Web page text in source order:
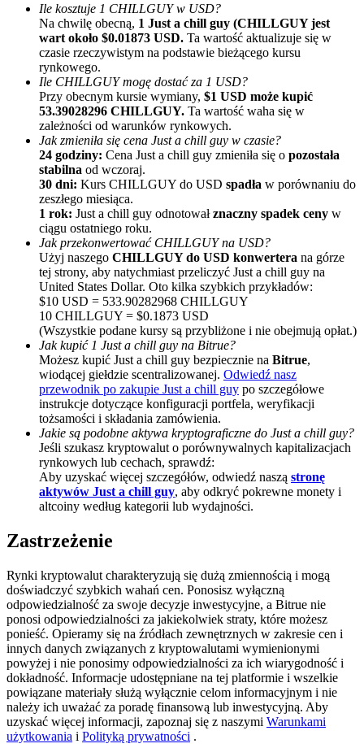
Polecaj
Zaproś przyjaciela, aby otrzymać nagrody pieniężne
Deposit CASHCAT & Win
Deposit CASHCAT & Win
Share 500000 CASHCAT prize pool
Exclusive for BitMart Users
Register & Trade to Win 500,000 USDT
Precious Metals Trading Carnival
Trade Gold & Silver · 33,333 USDT Bonus
USDT New User Exclusive 10% APR
USDT Flexible Staking | Daily Rewards
New Listing Futures Fest
Ile kosztuje 1 CHILLGUY w USD?
Na chwilę obecną, 1 Just a chill guy (CHILLGUY jest
wart około $0.01873 USD. Ta wartość aktualizuje się w
czasie rzeczywistym na podstawie bieżącego kursu
rynkowego.
Ile CHILLGUY mogę dostać za 1 USD?
Przy obecnym kursie wymiany, $1 USD może kupić
53.39028296 CHILLGUY. Ta wartość waha się w
zależności od warunków rynkowych.
Jak zmieniła się cena Just a chill guy w czasie?
24 godziny: Cena Just a chill guy zmieniła się o pozostała
stabilna od wczoraj.
30 dni: Kurs CHILLGUY do USD spadła w porównaniu do
zeszłego miesiąca.
1 rok: Just a chill guy odnotowałznaczny spadek ceny w
ciągu ostatniego roku.
Jak przekonwertować CHILLGUY na USD?
Użyj naszego CHILLGUY do USD konwertera na górze
tej strony, aby natychmiast przeliczyć Just a chill guy na
United States Dollar. Oto kilka szybkich przykładów:
$10 USD = 533.90282968 CHILLGUY
10 CHILLGUY = $0.1873 USD
(Wszystkie podane kursy są przybliżone i nie obejmują opłat.)
Jak kupić 1 Just a chill guy na Bitrue?
Możesz kupić Just a chill guy bezpiecznie na Bitrue,
wiodącej giełdzie scentralizowanej. Odwiedź nasz
przewodnik po zakupie Just a chill guy po szczegółowe
instrukcje dotyczące konfiguracji portfela, weryfikacji
tożsamości i składania zamówienia.
Jakie są podobne aktywa kryptograficzne do Just a chill guy?
Jeśli szukasz kryptowalut o porównywalnych kapitalizacjach
rynkowych lub cechach, sprawdź:
Aby uzyskać więcej szczegółów, odwiedź naszą stronę
aktywów Just a chill guy, aby odkryć pokrewne monety i
altcoiny według kategorii lub wydajności.
Zastrzeżenie
Rynki kryptowalut charakteryzują się dużą zmiennością i mogą
doświadczyć szybkich wahań cen. Ponosisz wyłączną
odpowiedzialność za swoje decyzje inwestycyjne, a Bitrue nie
ponosi odpowiedzialności za jakiekolwiek straty, które możesz
ponieść. Opieramy się na źródłach zewnętrznych w zakresie cen i
innych danych związanych z kryptowalutami wymienionymi
powyżej i nie ponosimy odpowiedzialności za ich wiarygodność i
dokładność. Informacje udostępniane na tej platformie i wszelkie
powiązane materiały służą wyłącznie celom informacyjnym i nie
należy ich uważać za poradę finansową lub inwestycyjną. Aby
uzyskać więcej informacji, zapoznaj się z naszymi Warunkami
użytkowania i Polityką prywatności .